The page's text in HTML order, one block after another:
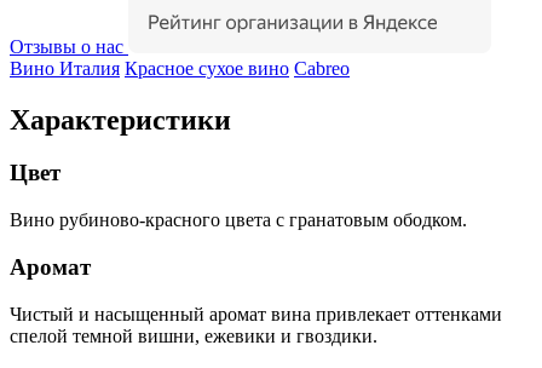
Отзывы о нас
Вино Италия Красное сухое вино Cabreo
Характеристики
Цвет
Вино рубиново-красного цвета с гранатовым ободком.
Аромат
Чистый и насыщенный аромат вина привлекает оттенками
спелой темной вишни, ежевики и гвоздики.